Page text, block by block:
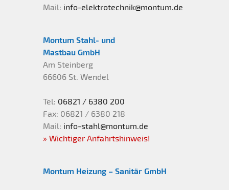
Elektroinstallationen
Heizungs- und Umwelttechnik
Bad und Wellness
Smart Home
Wallbox
Stahlmasten
Lichtmasten
Flutlichtmasten
weitere Masten
Sonderfertigung
Kontakt
Impressum
Datenschutz
HinSchG
Mail: info-elektrotechnik@montum.de
Montum Stahl- und
Mastbau GmbH
Am Steinberg
66606 St. Wendel
Tel: 06821 / 6380 200
Fax: 06821 / 6380 218
Mail: info-stahl@montum.de
» Wichtiger Anfahrtshinweis!
Montum Heizung – Sanitär GmbH